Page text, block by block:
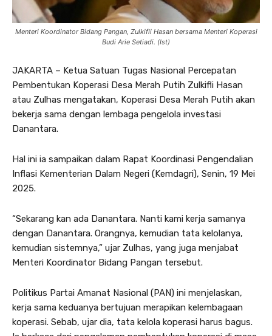
Menteri Koordinator Bidang Pangan, Zulkifli Hasan bersama Menteri Koperasi
Budi Arie Setiadi. (Ist)
JAKARTA – Ketua Satuan Tugas Nasional Percepatan
Pembentukan Koperasi Desa Merah Putih Zulkifli Hasan
atau Zulhas mengatakan, Koperasi Desa Merah Putih akan
bekerja sama dengan lembaga pengelola investasi
Danantara.
Hal ini ia sampaikan dalam Rapat Koordinasi Pengendalian
Inflasi Kementerian Dalam Negeri (Kemdagri), Senin, 19 Mei
2025.
“Sekarang kan ada Danantara. Nanti kami kerja samanya
dengan Danantara. Orangnya, kemudian tata kelolanya,
kemudian sistemnya,” ujar Zulhas, yang juga menjabat
Menteri Koordinator Bidang Pangan tersebut.
Politikus Partai Amanat Nasional (PAN) ini menjelaskan,
kerja sama keduanya bertujuan merapikan kelembagaan
koperasi. Sebab, ujar dia, tata kelola koperasi harus bagus.